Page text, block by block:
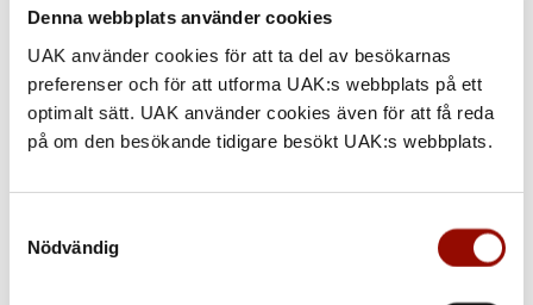
Denna webbplats använder cookies
UAK använder cookies för att ta del av besökarnas
preferenser och för att utforma UAK:s webbplats på ett
optimalt sätt. UAK använder cookies även för att få reda
på om den besökande tidigare besökt UAK:s webbplats.
Nödvändig
713. PER DANIEL HOLM
UTROP